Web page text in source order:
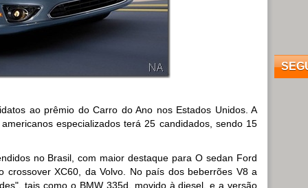
ao prêmio do Carro do Ano nos Estados Unidos. A
especializados terá 25 candidados, sendo 15
no Brasil, com maior destaque para O sedan Ford
crossover XC60, da Volvo. No país dos beberrões V8 a
tais como o BMW 335d, movido à diesel, e a versão